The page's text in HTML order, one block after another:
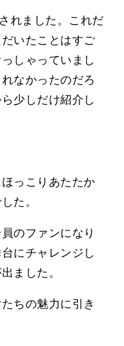
れました。これだ
いたことはすご
しゃっていまし
なかったのだろ
少しだけ紹介し
っこりあたたか
た。
のファンになり
にチャレンジし
ました。
ちの魅力に引き